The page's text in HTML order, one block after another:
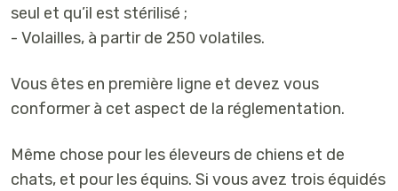
seul et qu’il est stérilisé ;
- Volailles, à partir de 250 volatiles.
Vous êtes en première ligne et devez vous
conformer à cet aspect de la réglementation.
Même chose pour les éleveurs de chiens et de
chats, et pour les équins. Si vous avez trois équidés